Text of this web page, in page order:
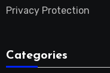
Privacy Protection
Categories